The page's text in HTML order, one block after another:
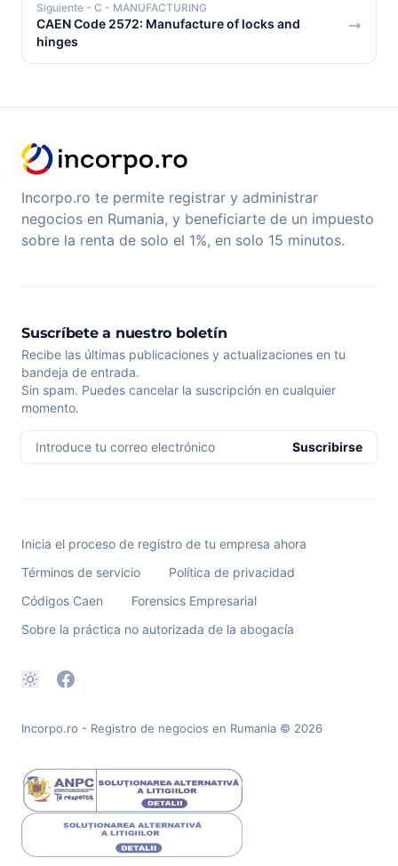
Siguiente - C - MANUFACTURING
CAEN Code 2572: Manufacture of locks and
hinges
Incorpo.ro te permite registrar y administrar
negocios en Rumania, y beneficiarte de un impuesto
sobre la renta de solo el 1%, en solo 15 minutos.
Suscríbete a nuestro boletín
Recibe las últimas publicaciones y actualizaciones en tu
bandeja de entrada.
Sin spam. Puedes cancelar la suscripción en cualquier
momento.
Introduce tu correo electrónico Suscribirse
Inicia el proceso de registro de tu empresa ahora
Términos de servicio
Política de privacidad
Códigos Caen
Forensics Empresarial
Sobre la práctica no autorizada de la abogacía
Incorpo.ro - Registro de negocios en Rumania © 2026